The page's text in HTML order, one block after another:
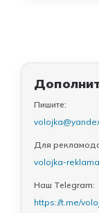
Пишите:
Для
volojka-
Наш Telegram:
https://t.me/